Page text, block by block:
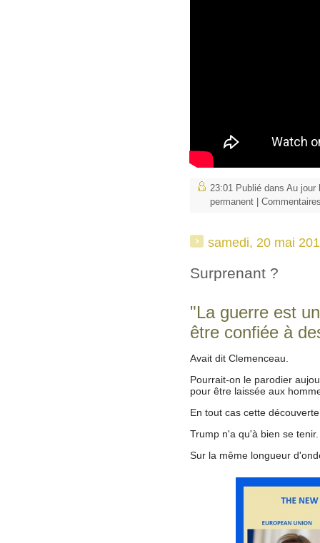
23:01 Publié dans Au jour
permanent
samedi, 20 mai
Surprenant ?
"La guerre est
être confiée à
Avait dit Clemenceau.
Pourrait-on le parodier
pour être laissée aux
En tout cas cette
Trump n'a qu'à bien se tenir.
Sur la même longueur